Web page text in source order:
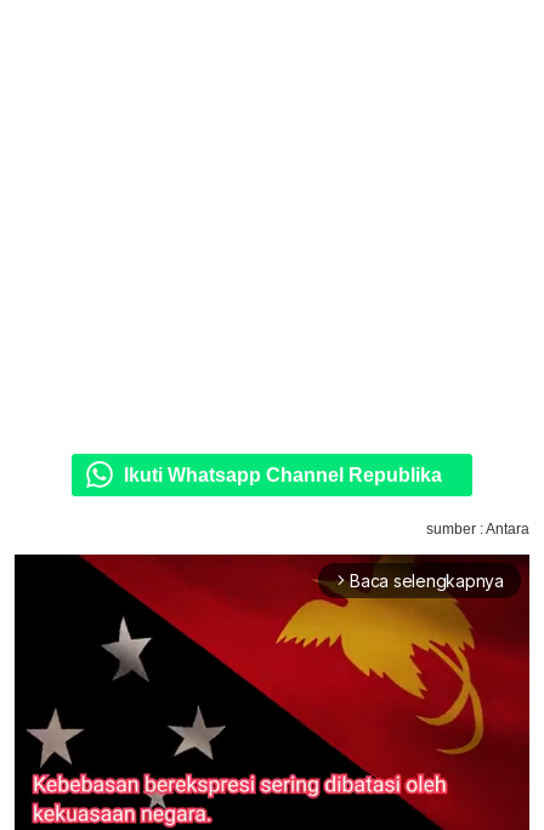
Ikuti Whatsapp Channel Republika
sumber : Antara
arrow_forward_ios Baca selengkapnya